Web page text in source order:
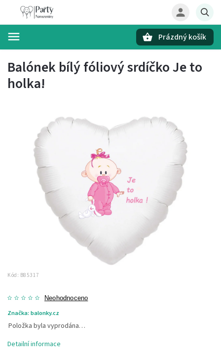
Prázdný košík
Balónek bílý fóliový srdíčko Je to
holka!
Kód: B85317
Neohodnoceno
Značka: balonky.cz
Položka byla vyprodána…
Detailní informace